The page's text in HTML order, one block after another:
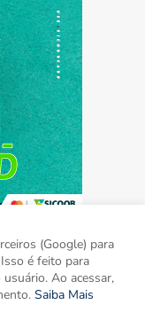
Mídia Kit
(Google) para
é feito para
Ao acessar,
Saiba Mais